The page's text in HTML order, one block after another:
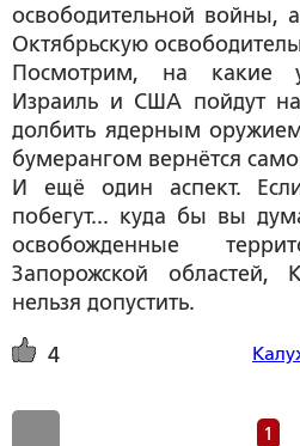
освободительной войны,
Октябрьскую
Посмотрим, на какие
Израиль и США пойдут
долбить ядерным
бумерангом вернётся
И ещё один аспект.
побегут... куда бы вы
освобожденные
Запорожской
нельзя допустить.
4
1